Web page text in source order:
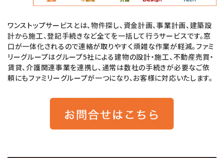
ワンストップサービスとは、物件探し、資金計画、事業計画、建築設
計から施工、登記手続きなど全てを一括して行うサービスです。窓
口が一体化されるので連絡が取りやすく煩雑な作業が軽減。ファミ
リーグループはグループ5社による建物の設計・施工、不動産売買・
賃貸、介護関連事業を連携し、通常は数社の手続きが必要なご依
頼にもファミリーグループが一つになり、お客様に対応いたします。